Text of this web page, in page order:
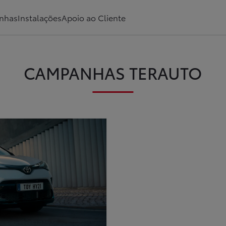
InstalaçõesApoio ao Cliente
CAMPANHAS TERAUTO